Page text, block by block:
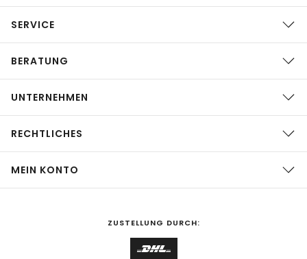
SERVICE
BERATUNG
UNTERNEHMEN
RECHTLICHES
MEIN KONTO
ZUSTELLUNG DURCH: